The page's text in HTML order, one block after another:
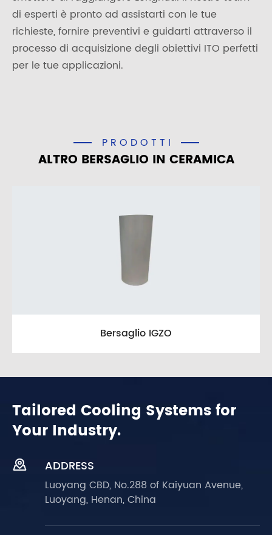
di esperti è pronto ad assistarti con le tue
richieste, fornire preventivi e guidarti attraverso il
processo di acquisizione degli obiettivi ITO perfetti
per le tue applicazioni.
PRODOTTI
ALTRO BERSAGLIO IN CERAMICA
Bersaglio IGZO
Tailored Cooling Systems for
Your Industry.
 ADDRESS
Luoyang CBD, No.288 of Kaiyuan Avenue,
Luoyang, Henan, China